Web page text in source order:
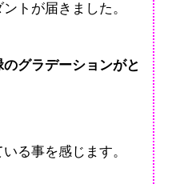
トが届きました。
グラデーションがと
る事を感じます。